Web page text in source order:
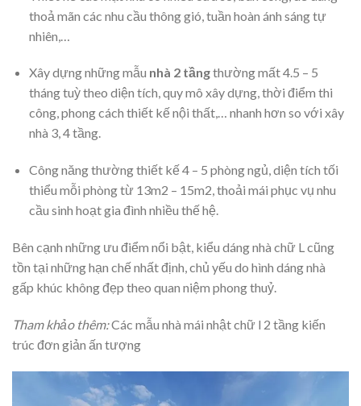
thoả mãn các nhu cầu thông gió, tuần hoàn ánh sáng tự
nhiên,…
Xây dựng những mẫu nhà 2 tầngthường mất 4.5 – 5
tháng tuỳ theo diện tích, quy mô xây dựng, thời điểm thi
công, phong cách thiết kế nội thất,… nhanh hơn so với xây
nhà 3, 4 tầng.
Công năng thường thiết kế 4 – 5 phòng ngủ, diện tích tối
thiểu mỗi phòng từ 13m2 – 15m2, thoải mái phục vụ nhu
cầu sinh hoạt gia đình nhiều thế hệ.
Bên cạnh những ưu điểm nổi bật, kiểu dáng nhà chữ L cũng
tồn tại những hạn chế nhất định, chủ yếu do hình dáng nhà
gấp khúc không đẹp theo quan niệm phong thuỷ.
Tham khảo thêm:Các mẫu nhà mái nhật chữ l 2 tầng kiến
trúc đơn giản ấn tượng